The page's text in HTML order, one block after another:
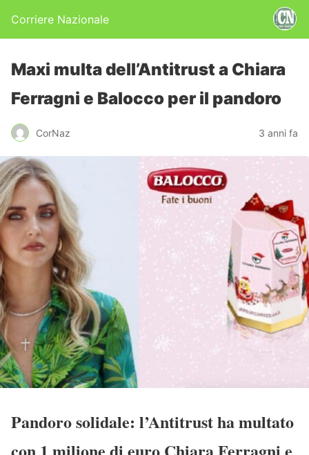
Corriere Nazionale
Maxi multa dell’Antitrust a Chiara
Ferragni e Balocco per il pandoro
CorNaz 3 anni fa
Pandoro solidale: l’Antitrust ha multato